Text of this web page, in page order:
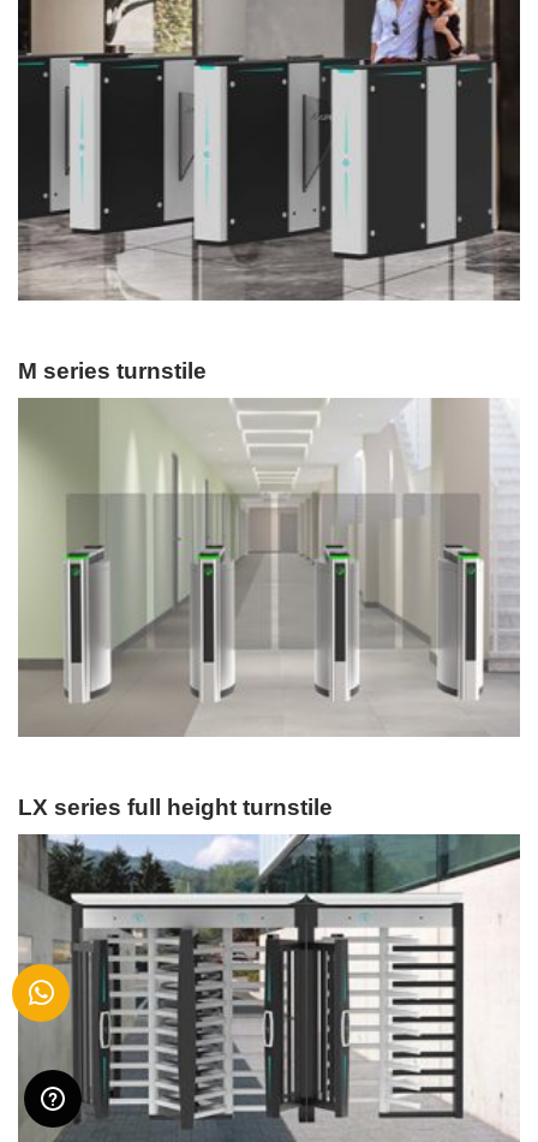
M series turnstile
LX series full height turnstile